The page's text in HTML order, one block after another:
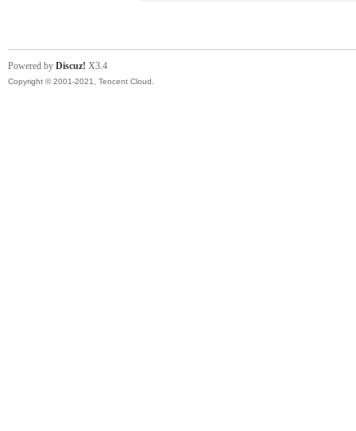
Powered by Discuz! X3.4
Copyright © 2001-2021, Tencent Cloud.